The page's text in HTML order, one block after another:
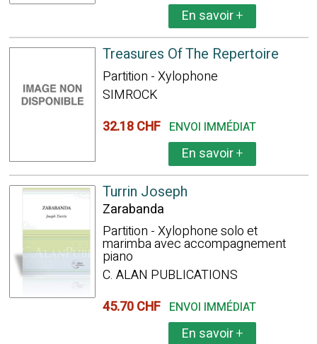
En savoir+
Treasures Of The Repertoire
Partition - Xylophone
SIMROCK
32.18 CHF ENVOI IMMÉDIAT
En savoir+
Turrin Joseph
Zarabanda
Partition - Xylophone solo et
marimba avec accompagnement
piano
C. ALAN PUBLICATIONS
45.70 CHF ENVOI IMMÉDIAT
En savoir+